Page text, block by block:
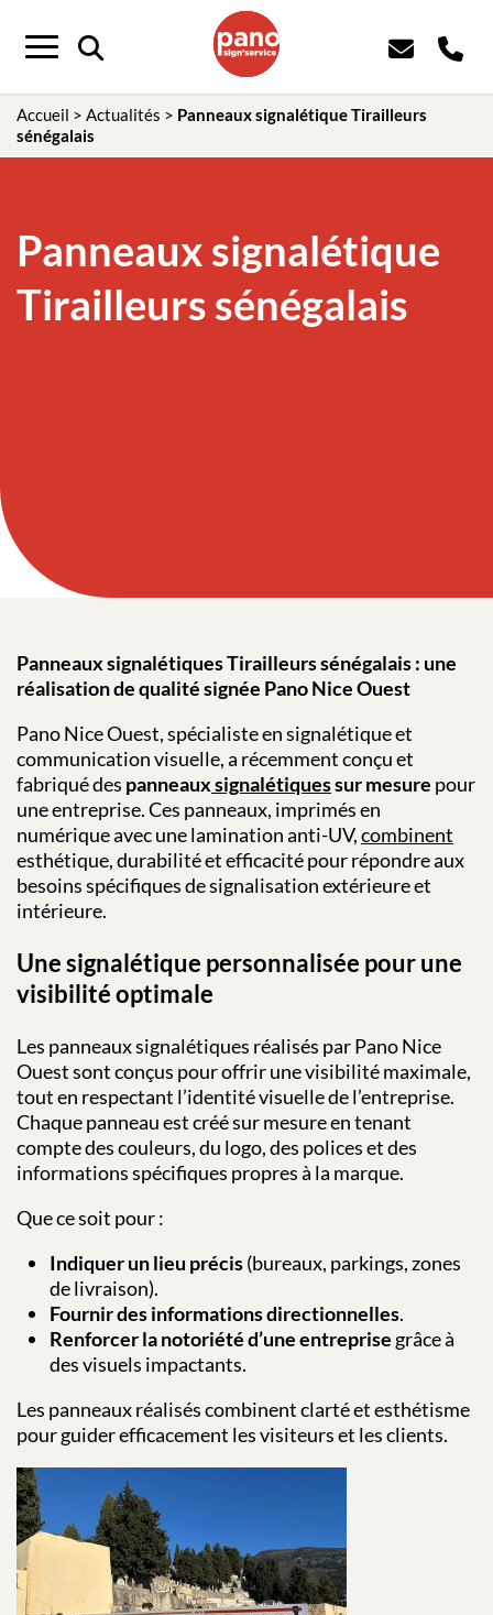
Menu
Accueil > Actualités > Panneaux signalétique Tirailleurs
sénégalais
Panneaux signalétique
Tirailleurs sénégalais
Panneaux signalétiques Tirailleurs sénégalais : une
réalisation de qualité signée Pano Nice Ouest
Pano Nice Ouest, spécialiste en signalétique et
communication visuelle, a récemment conçu et
fabriqué des panneauxsignalétiquessur mesure pour
une entreprise. Ces panneaux, imprimés en
numérique avec une lamination anti-UV,combinent
esthétique, durabilité et efficacité pour répondre aux
besoins spécifiques de signalisation extérieure et
intérieure.
Une signalétique personnalisée pour une
visibilité optimale
Les panneaux signalétiques réalisés par Pano Nice
Ouest sont conçus pour offrir une visibilité maximale,
tout en respectant l’identité visuelle de l’entreprise.
Chaque panneau est créé sur mesure en tenant
compte des couleurs, du logo, des polices et des
informations spécifiques propres à la marque.
Que ce soit pour :
Indiquer un lieu précis(bureaux, parkings, zones
de livraison).
Fournir des informations directionnelles.
Renforcer la notoriété d’une entreprise grâce à
des visuels impactants.
Les panneaux réalisés combinent clarté et esthétisme
pour guider efficacement les visiteurs et les clients.
Panneau de gestion des cookies